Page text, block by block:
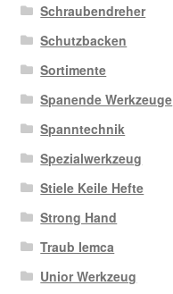
Schraubendreher
Schutzbacken
Sortimente
Spanende Werkzeuge
Spanntechnik
Spezialwerkzeug
Stiele Keile Hefte
Strong Hand
Traub Iemca
Unior Werkzeug